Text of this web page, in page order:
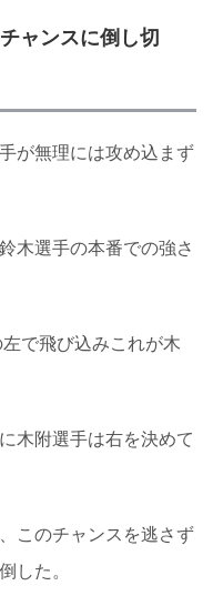
ャンスに倒し切
が無理には攻め込まず
木選手の本番での強さ
で飛び込みこれが木
木附選手は右を決めて
このチャンスを逃さず
した。